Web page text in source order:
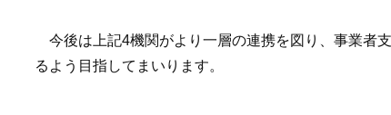
今後は上記4機関がより一層の連携を図り、事業者
るよう目指してまいります。